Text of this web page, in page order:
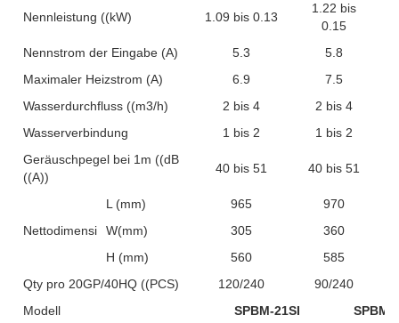
Nennleistung ((kW) 1.09 bis 0.13
1.22 bis
0.15
Nennstrom der Eingabe (A)
5.3
5.8
Maximaler Heizstrom (A)
6.9
7.5
Wasserdurchfluss ((m3/h)
2 bis 4
2 bis 4
Wasserverbindung
1 bis 2
1 bis 2
Geräuschpegel bei 1m ((dB
((A))
40 bis 51 40 bis 51
Nettodimension
L (mm) 965
970
W(mm)
305
360
H (mm)
560
585
Qty pro 20GP/40HQ ((PCS)
120/240
90/240
Modell
SPBM-21SI
SPBM-